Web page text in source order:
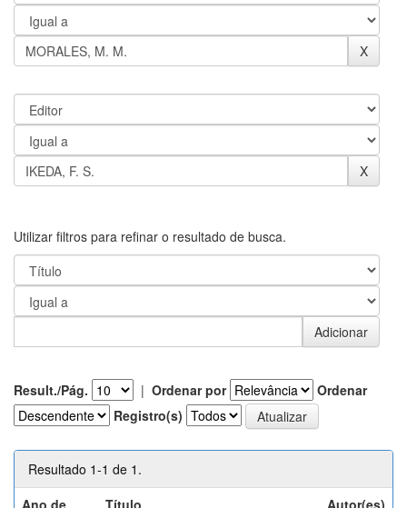
Utilizar filtros para refinar o resultado de busca.
Result./Pág. | Ordenar por
Ordenar
Registro(s)
Resultado 1-1 de 1.
Ano de
Título Autor(es)